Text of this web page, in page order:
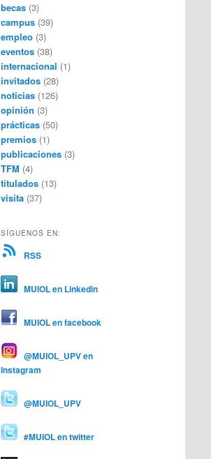
becas (3)
campus (39)
empleo (3)
eventos (38)
internacional (1)
invitados (28)
noticias (126)
opinión (3)
prácticas (50)
premios (1)
publicaciones (3)
TFM (4)
titulados (13)
visita (37)
SÍGUENOS EN:
RSS
MUIOL en Linkedin
MUIOL en facebook
@MUIOL_UPV en
Instagram
@MUIOL_UPV
#MUIOL en twitter